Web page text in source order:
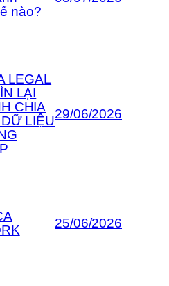
nào?
LEGAL
LẠI
CHIA
LIỆU29/06/2026
25/06/2026